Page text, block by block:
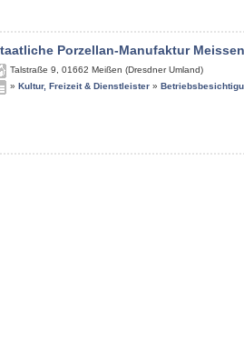
Porzellan-Manufaktur Meissen
Talstraße 9 01662 Meißen (Dresdner Umland)
» Kultur, Freizeit & Dienstleister »